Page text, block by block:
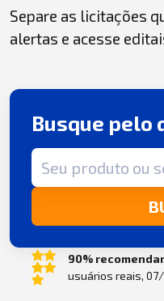
Separe as licitações
alertas e acesse
Busque pelo
Termo de busca
90%
usuários reais,